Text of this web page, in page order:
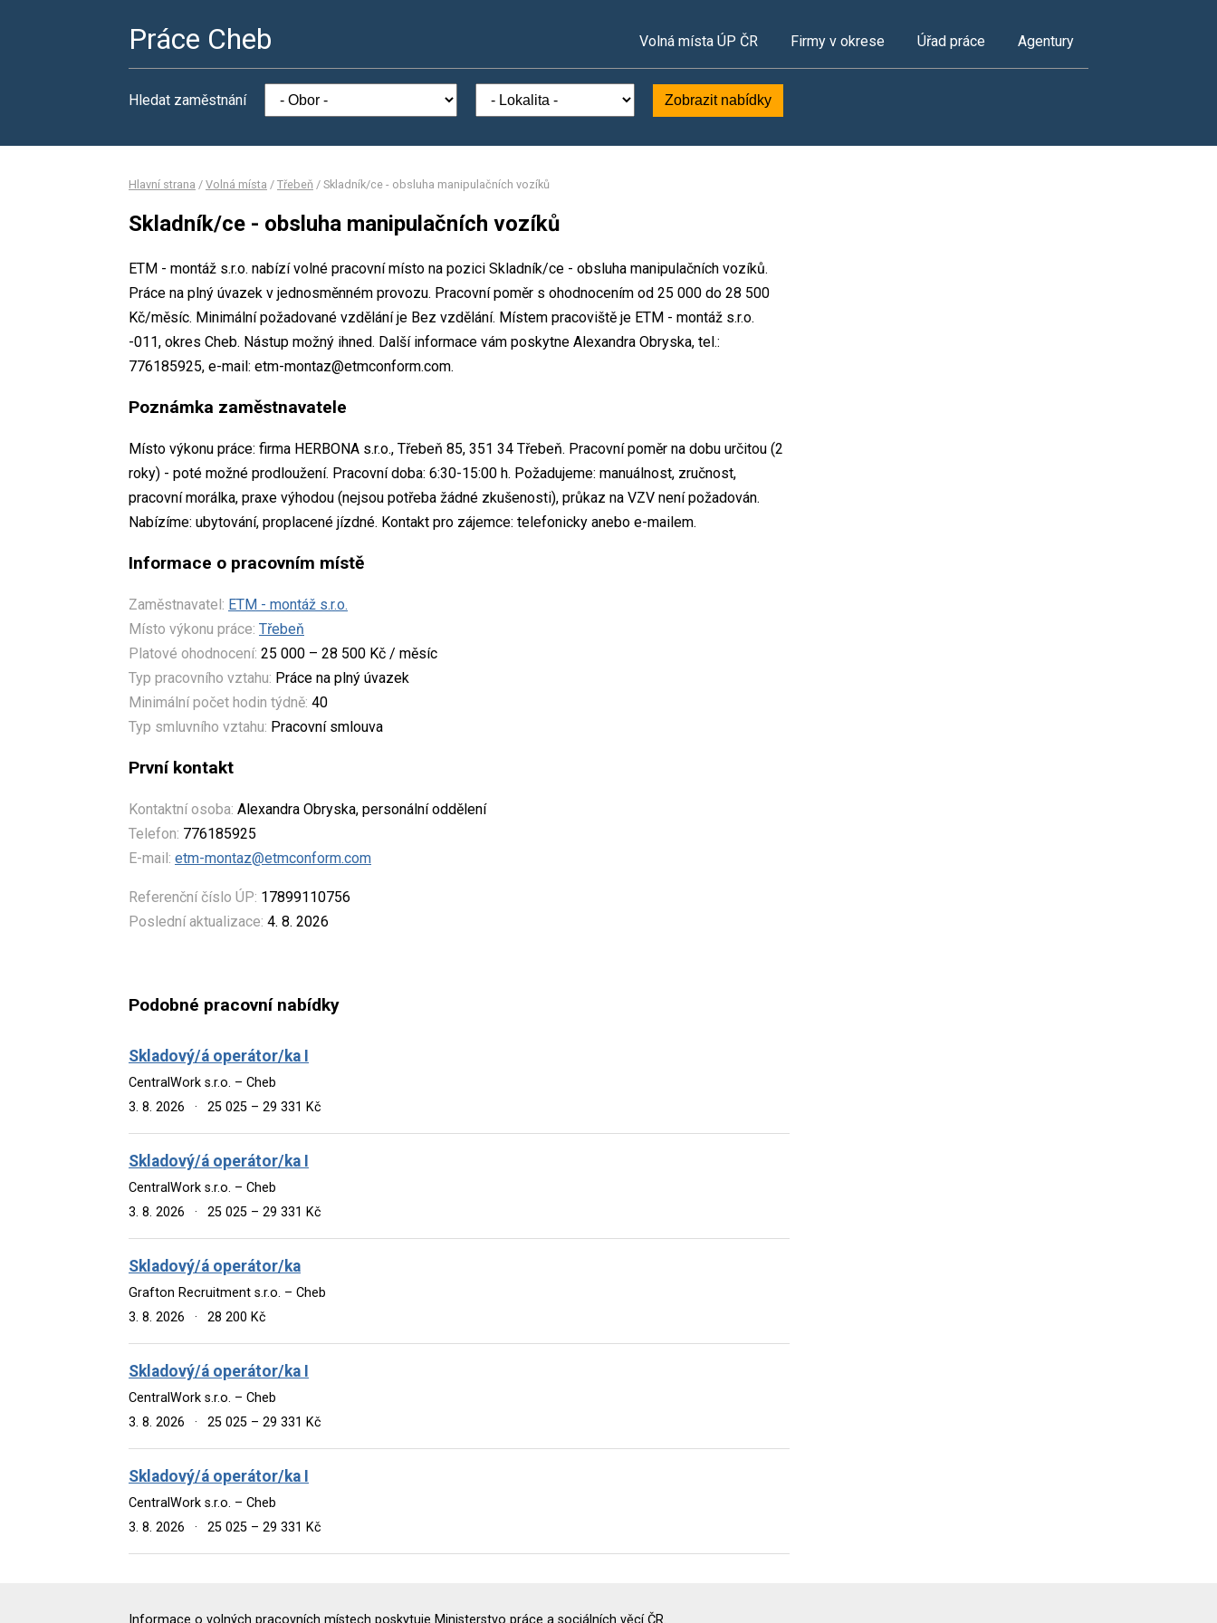
Práce Cheb Volná místa ÚP ČR Firmy v okrese Úřad práce Agentury
Hledat zaměstnání Zobrazit nabídky
Hlavní strana / Volná místa / Třebeň / Skladník/ce - obsluha manipulačních vozíků
Skladník/ce - obsluha manipulačních vozíků
ETM - montáž s.r.o. nabízí volné pracovní místo na pozici Skladník/ce - obsluha manipulačních vozíků.
Práce na plný úvazek v jednosměnném provozu. Pracovní poměr s ohodnocením od 25 000 do 28 500
Kč/měsíc. Minimální požadované vzdělání je Bez vzdělání. Místem pracoviště je ETM - montáž s.r.o.
-011, okres Cheb. Nástup možný ihned. Další informace vám poskytne Alexandra Obryska, tel.:
776185925, e-mail: etm-montaz@etmconform.com.
Poznámka zaměstnavatele
Místo výkonu práce: firma HERBONA s.r.o., Třebeň 85, 351 34 Třebeň. Pracovní poměr na dobu určitou (2
roky) - poté možné prodloužení. Pracovní doba: 6:30-15:00 h. Požadujeme: manuálnost, zručnost,
pracovní morálka, praxe výhodou (nejsou potřeba žádné zkušenosti), průkaz na VZV není požadován.
Nabízíme: ubytování, proplacené jízdné. Kontakt pro zájemce: telefonicky anebo e-mailem.
Informace o pracovním místě
Zaměstnavatel: ETM - montáž s.r.o.
Místo výkonu práce: Třebeň
Platové ohodnocení: 25 000 – 28 500 Kč / měsíc
Typ pracovního vztahu: Práce na plný úvazek
Minimální počet hodin týdně: 40
Typ smluvního vztahu: Pracovní smlouva
První kontakt
Kontaktní osoba: Alexandra Obryska, personální oddělení
Telefon: 776185925
E-mail: etm-montaz@etmconform.com
Referenční číslo ÚP: 17899110756
Poslední aktualizace: 4. 8. 2026
Podobné pracovní nabídky
Skladový/á operátor/ka I
CentralWork s.r.o. – Cheb
3. 8. 2026
· 25 025 – 29 331 Kč
Skladový/á operátor/ka I
CentralWork s.r.o. – Cheb
3. 8. 2026
· 25 025 – 29 331 Kč
Skladový/á operátor/ka
Grafton Recruitment s.r.o. – Cheb
3. 8. 2026
· 28 200 Kč
Skladový/á operátor/ka I
CentralWork s.r.o. – Cheb
3. 8. 2026
· 25 025 – 29 331 Kč
Skladový/á operátor/ka I
CentralWork s.r.o. – Cheb
3. 8. 2026
· 25 025 – 29 331 Kč
Informace o volných pracovních místech poskytuje Ministerstvo práce a sociálních věcí ČR.